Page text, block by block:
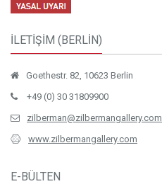
İLETİŞİM (BERLİN)
Goethestr. 82, 10623 Berlin
+49 (0) 30 31809900
zilberman@zilbermangallery.com
www.zilbermangallery.com
E-BÜLTEN